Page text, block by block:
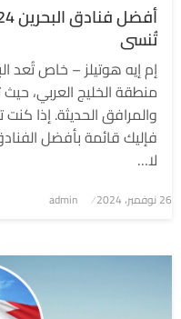
تُنسى
إم إيه هوتيلز – خاص تُعد
منطقة الخليج العربي، حيث
فإليك قائمة بأفضل
لا…
نُشر
26 نوفمبر، 2024 admin